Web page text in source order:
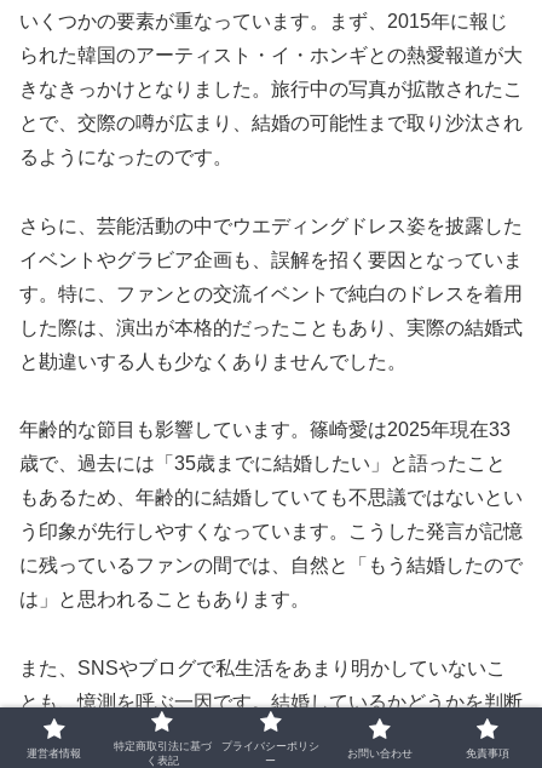
いくつかの要素が重なっています。まず、2015年に報じ
られた韓国のアーティスト・イ・ホンギとの熱愛報道が大
きなきっかけとなりました。旅行中の写真が拡散されたこ
とで、交際の噂が広まり、結婚の可能性まで取り沙汰され
るようになったのです。
さらに、芸能活動の中でウエディングドレス姿を披露した
イベントやグラビア企画も、誤解を招く要因となっていま
す。特に、ファンとの交流イベントで純白のドレスを着用
した際は、演出が本格的だったこともあり、実際の結婚式
と勘違いする人も少なくありませんでした。
年齢的な節目も影響しています。篠崎愛は2025年現在33
歳で、過去には「35歳までに結婚したい」と語ったこと
もあるため、年齢的に結婚していても不思議ではないとい
う印象が先行しやすくなっています。こうした発言が記憶
に残っているファンの間では、自然と「もう結婚したので
は」と思われることもあります。
また、SNSやブログで私生活をあまり明かしていないこ
とも、憶測を呼ぶ一因です。結婚しているかどうかを判断
する材料が少ないため、過去の情報や印象に基づいて誤解
運営者情報
特定商取引法に基づ
く表記
プライバシーポリシ
ー
お問い合わせ 免責事項